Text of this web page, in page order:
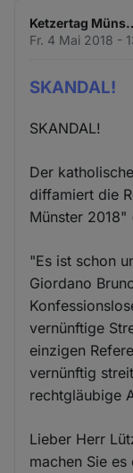
Ketzertag
Fr. 4 Mai 2018 -
SKANDAL!
SKANDAL!
Der
diffamiert die
Münster
"Es ist schon
Giordano
vernünftige
einzigen
vernünftig
rechtgläubige
Lieber Herr
machen Sie